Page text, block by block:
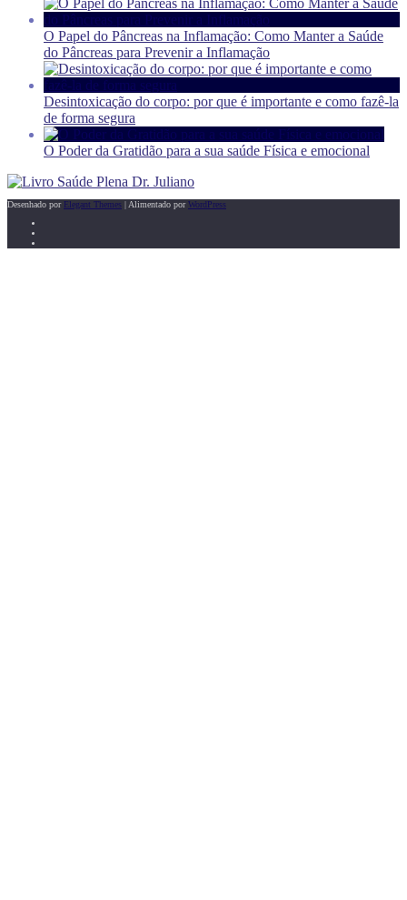
O Papel do Pâncreas na Inflamação: Como Manter a Saúde
do Pâncreas para Prevenir a Inflamação
Desintoxicação do corpo: por que é importante e como fazê-la
de forma segura
O Poder da Gratidão para a sua saúde Física e emocional
Desenhado por Elegant Themes | Alimentado porWordPress